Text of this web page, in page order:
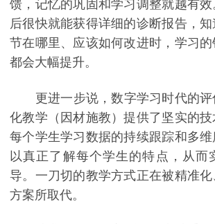
馈，记忆的巩固和学习调整就越有
后很快就能获得详细的诊断报告，
节在哪里、应该如何改进时，学习
都会大幅提升。
更进一步说，数字学习时代的评
化教学（因材施教）提供了坚实的
每个学生学习数据的持续跟踪和多
以真正了解每个学生的特点，从而
导。一刀切的教学方式正在被精准
方案所取代。